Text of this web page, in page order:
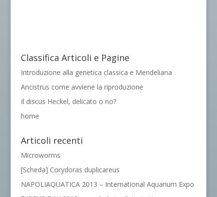
Classifica Articoli e Pagine
Introduzione alla genetica classica e Mendeliana
Ancistrus come avviene la riproduzione
Il discus Heckel, delicato o no?
home
Articoli recenti
Microworms
[Scheda] Corydoras duplicareus
NAPOLIAQUATICA 2013 – International Aquarium Expo